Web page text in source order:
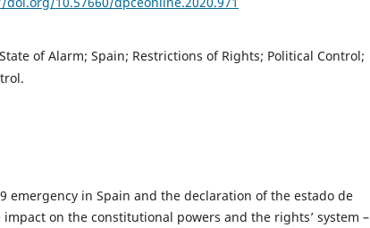
State of Alarm; Spain; Restrictions of Rights; Political Control;
emergency in Spain and the declaration of the estado de
impact on the constitutional powers and the rights’ system –